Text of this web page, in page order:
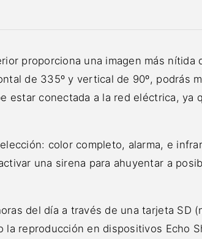
proporciona una imagen más nítida
de 335º y vertical de 90º, podrás
estar conectada a la red eléctrica, ya
color completo, alarma, e
una sirena para ahuyentar a
del día a través de una tarjeta SD
la reproducción en dispositivos Echo